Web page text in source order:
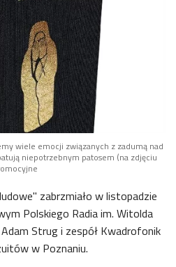
wiele emocji związanych z zadumą nad
niepotrzebnym patosem (na zdjęciu
zabrzmiało w listopadzie
Polskiego Radia im. Witolda
Strug i zespół Kwadrofonik
w Poznaniu.